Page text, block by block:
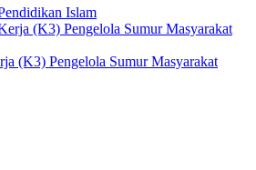
Islam
(K3) Pengelola Sumur Masyarakat